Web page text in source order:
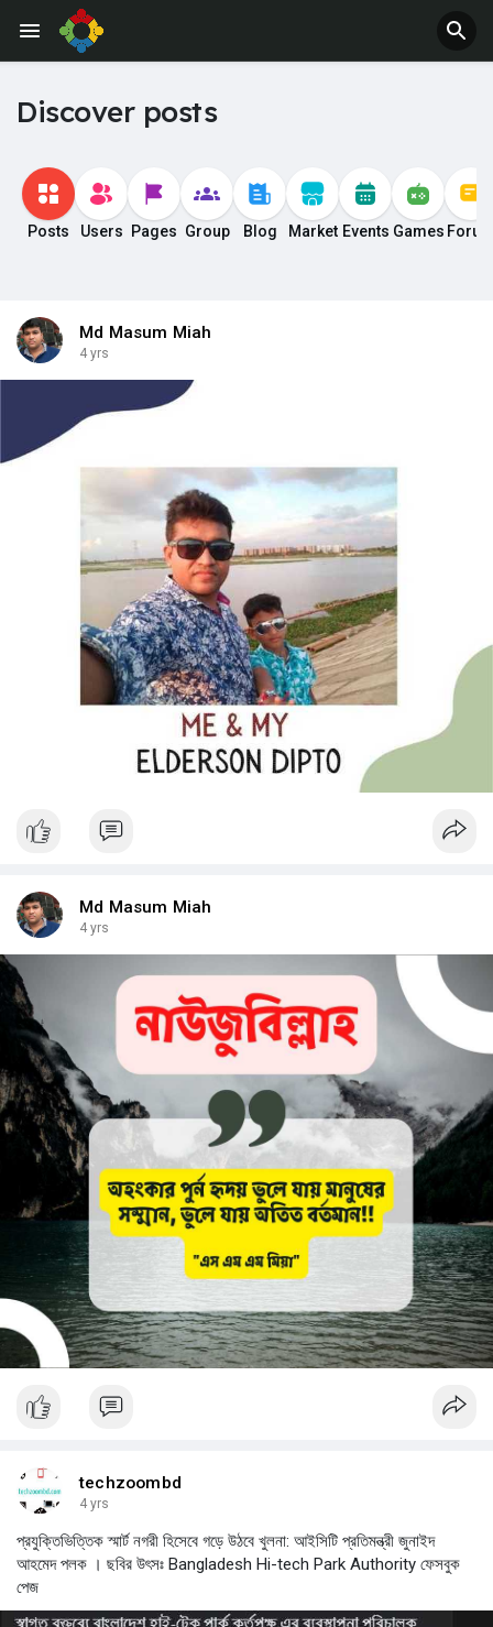
Discover posts
Posts Users Pages Group Blog Market Events Games
Md Masum Miah
4 yrs
Md Masum Miah
4 yrs
techzoombd
4 yrs
প্রযুক্তিভিত্তিক স্মার্ট নগরী হিসেবে গড়ে উঠবে খুলনা: আইসিটি প্রতিমন্ত্রী জুনাইদ
আহমেদ পলক । ছবির উৎসঃ Bangladesh Hi-tech Park Authority ফেসবুক
পেজ